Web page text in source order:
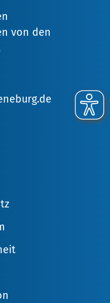
von den